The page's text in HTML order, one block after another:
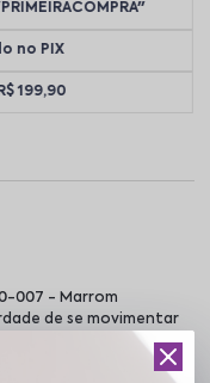
no PIX
199,90
007 - Marrom
de se movimentar
fluido, ele
bem-estar em